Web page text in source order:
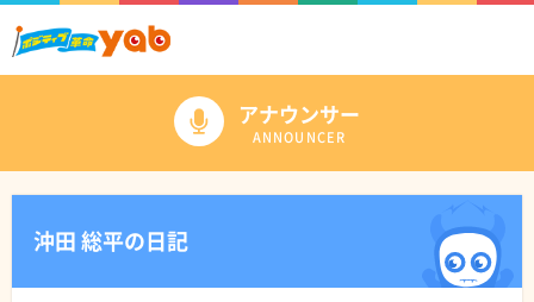
アナウンサー
ANNOUNCER
沖田 総平の日記